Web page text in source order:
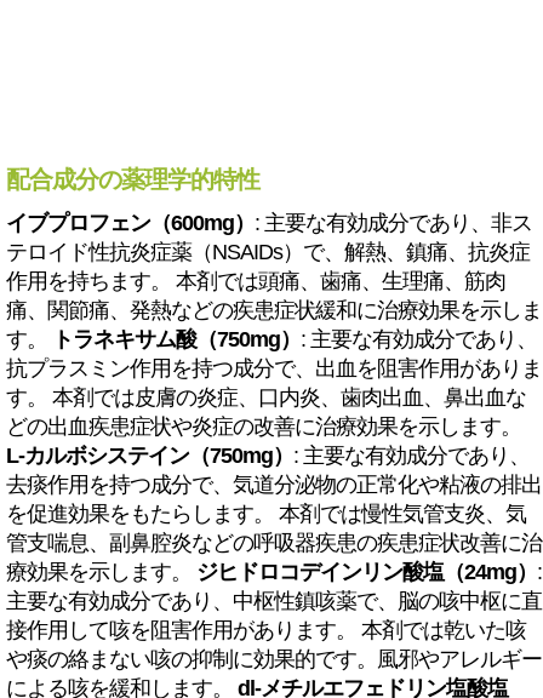
配合成分の薬理学的特性
イブプロフェン（600mg） : 主要な有効成分であり、非ス
テロイド性抗炎症薬（NSAIDs）で、解熱、鎮痛、抗炎症
作用を持ちます。 本剤では頭痛、歯痛、生理痛、筋肉
痛、関節痛、発熱などの疾患症状緩和に治療効果を示しま
す。
トラネキサム酸（750mg） : 主要な有効成分であり、
抗プラスミン作用を持つ成分で、出血を阻害作用がありま
す。 本剤では皮膚の炎症、口内炎、歯肉出血、鼻出血な
どの出血疾患症状や炎症の改善に治療効果を示します。
L-カルボシステイン（750mg） : 主要な有効成分であり、
去痰作用を持つ成分で、気道分泌物の正常化や粘液の排出
を促進効果をもたらします。 本剤では慢性気管支炎、気
管支喘息、副鼻腔炎などの呼吸器疾患の疾患症状改善に治
療効果を示します。 ジヒドロコデインリン酸塩（24mg） :
主要な有効成分であり、中枢性鎮咳薬で、脳の咳中枢に直
接作用して咳を阻害作用があります。 本剤では乾いた咳
や痰の絡まない咳の抑制に効果的です。風邪やアレルギー
による咳を緩和します。 dl-メチルエフェドリン塩酸塩